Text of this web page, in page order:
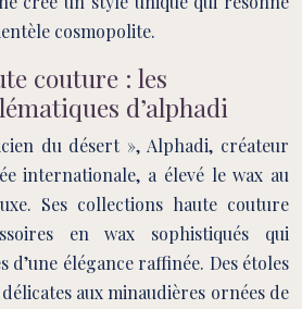
cosmopolite.
couture : les
d’alphadi
du désert », Alphadi, créateur
internationale, a élevé le wax au
Ses collections haute couture
en wax sophistiqués qui
d’une élégance raffinée. Des étoles
aux minaudières ornées de